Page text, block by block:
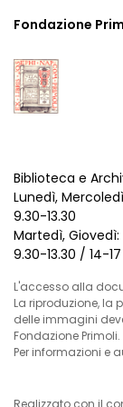
Fondazione
Biblioteca e
Lunedì,
9.30-13.30
Martedì, Giovedì:
9.30-13.30 / 14-17
L'accesso alla
La riproduzione, la
delle immagini
Fondazione Primoli.
Per informazioni e
Realizzato con il